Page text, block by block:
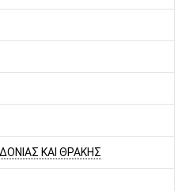
ΚΑΙ ΘΡΑΚΗΣ